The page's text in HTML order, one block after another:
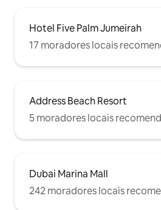
Hotel Five Palm Jumeirah
17 moradores locais
Address Beach Resort
5 moradores locais
Dubai Marina Mall
242 moradores locais